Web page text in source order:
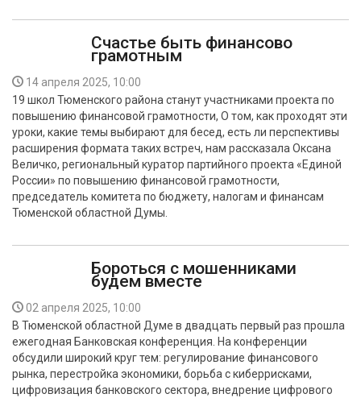
Счастье быть финансово
грамотным
14 апреля 2025, 10:00
19 школ Тюменского района станут участниками проекта по
повышению финансовой грамотности, О том, как проходят эти
уроки, какие темы выбирают для бесед, есть ли перспективы
расширения формата таких встреч, нам рассказала Оксана
Величко, региональный куратор партийного проекта «Единой
России» по повышению финансовой грамотности,
председатель комитета по бюджету, налогам и финансам
Тюменской областной Думы.
Бороться с мошенниками
будем вместе
02 апреля 2025, 10:00
В Тюменской областной Думе в двадцать первый раз прошла
ежегодная Банковская конференция. На конференции
обсудили широкий круг тем: регулирование финансового
рынка, перестройка экономики, борьба с киберрисками,
цифровизация банковского сектора, внедрение цифрового